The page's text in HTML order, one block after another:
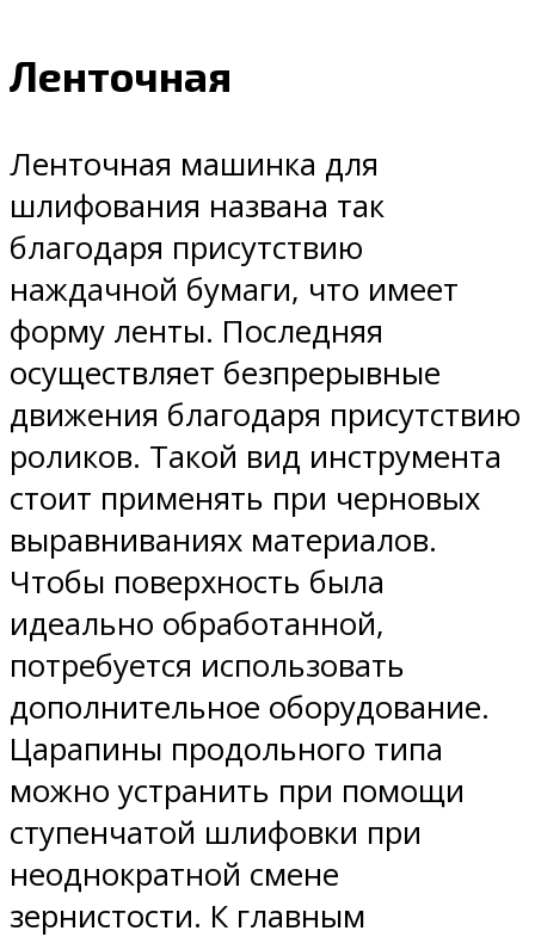
Ленточная
Ленточная машинка для
шлифования названа так
благодаря присутствию
наждачной бумаги, что имеет
форму ленты. Последняя
осуществляет безпрерывные
движения благодаря присутствию
роликов. Такой вид инструмента
стоит применять при черновых
выравниваниях материалов.
Чтобы поверхность была
идеально обработанной,
потребуется использовать
дополнительное оборудование.
Царапины продольного типа
можно устранить при помощи
ступенчатой шлифовки при
неоднократной смене
зернистости. К главным